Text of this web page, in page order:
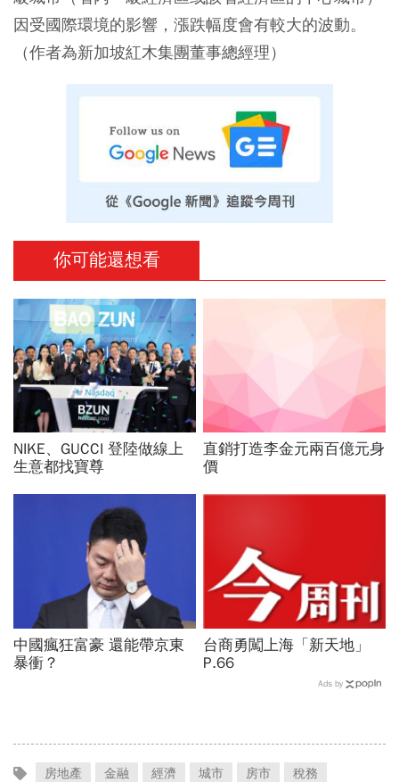
因受國際環境的影響，漲跌幅度會有較大的波動。
（作者為新加坡紅木集團董事總經理）
你可能還想看
NIKE、GUCCI 登陸做線上
生意都找寶尊
直銷打造李金元兩百億元身
價
中國瘋狂富豪 還能帶京東
暴衝？
台商勇闖上海「新天地」
P.66
Ads by
房地產 金融 經濟 城市 房市 稅務